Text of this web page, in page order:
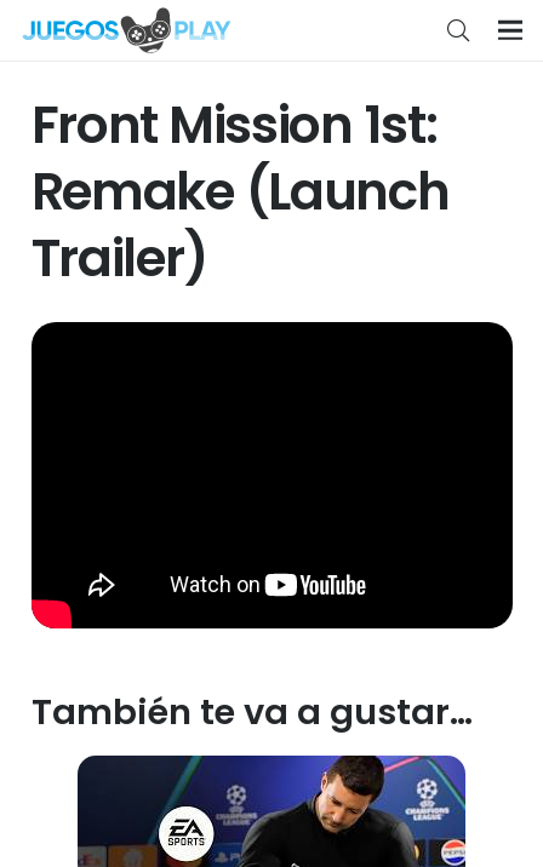
Front Mission 1st:
Remake (Launch
Trailer)
También te va a gustar…